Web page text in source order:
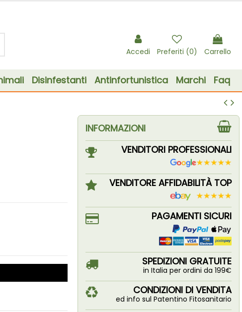
Accedi Preferiti (0) Carrello
Disinfestanti Antinfortunistica Marchi Faq
INFORMAZIONI
VENDITORI PROFESSIONALI
VENDITORE AFFIDABILITÀ TOP
PAGAMENTI SICURI
SPEDIZIONI GRATUITE
in Italia per ordini da 199€
CONDIZIONI DI VENDITA
ed info sul Patentino Fitosanitario